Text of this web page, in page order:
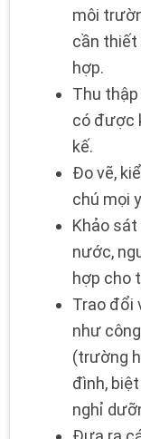
môi
cần thiết
hợp.
Thu
có được
kế.
Đo vẽ,
chú mọi
Khảo
nước,
hợp cho
Trao đổi
như
(trường
đình,
nghỉ